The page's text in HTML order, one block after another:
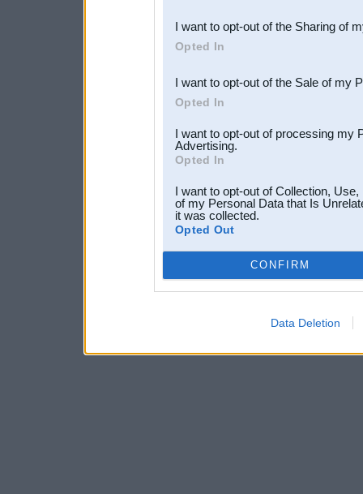
Downstream Participants
third parties.
I want to opt-out of the Sharing of
Opted In
I want to opt-out of the Sale of my
Opted In
I want to opt-out of processing my
Advertising.
Opted In
I want to opt-out of Collection,
of my Personal Data that Is
it was collected.
Opted Out
CONFIRM
Data Deletion